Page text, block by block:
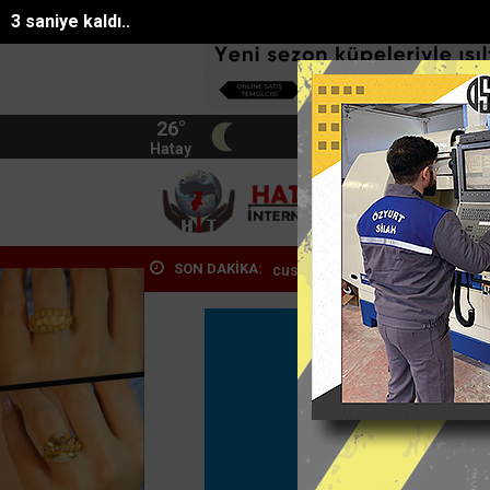
1 saniye kaldı..
26°
Hatay
BIST 13.744
SON DAKİKA:
paraşütü sporcusu... Mersin film sektöründe uluslararası